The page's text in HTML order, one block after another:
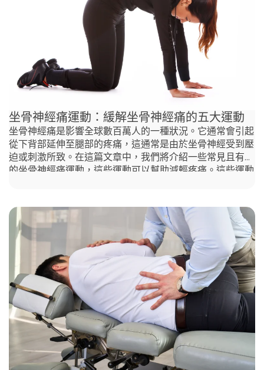
復，應避免引發症狀的活動，並遵循香港脊醫 (chiropractor
Hong Kong)的建議，保持進行溫和的運動，例如散步、伸展
運動和增強肌肉的運動。在恢復更劇烈活動之前，建議先接
受脊醫的評估。 椎間盤突出自然好是真的嗎？
坐骨神經痛運動：緩解坐骨神經痛的五大運動
坐骨神經痛是影響全球數百萬人的一種狀況。它通常會引起
從下背部延伸至腿部的疼痛，這通常是由於坐骨神經受到壓
迫或刺激所致。在這篇文章中，我們將介紹一些常見且有效
的坐骨神經痛運動，這些運動可以幫助減輕疼痛。這些運動
以更好地管理坐骨神經痛，並提升整體生活品質。 什麼是
緩解坐骨神經痛的最佳運動？ 在面對坐骨神經痛時，找到
合適的坐骨神經痛運動對於緩解疼痛和康復至關重要。雖然
藥物和脊椎操作是常見的治療方法，但針對性的運動在管理
和減輕疼痛方面也扮演著重要角色。在這裡，我們將探討一
些最佳坐骨神經痛運動，幫助緩解坐骨神經痛、改善靈活性
並減少神經張力，為您提供有效的方式來管理這一病症。 •
貓牛式伸展貓牛式伸展是一個簡單且有效的運動，可以緩解
坐骨神經痛，透過輕柔地活動下背部來幫助減輕對坐骨神經
的壓力。以下是執行的步驟： 這個伸展動作有助於安全地
活動和舒緩下背部的關節、肌肉及神經。此外，您也可以諮
詢Agape Chiropractic的香港脊醫（chiropractor Hong